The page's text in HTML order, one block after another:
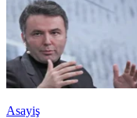
Asayiş